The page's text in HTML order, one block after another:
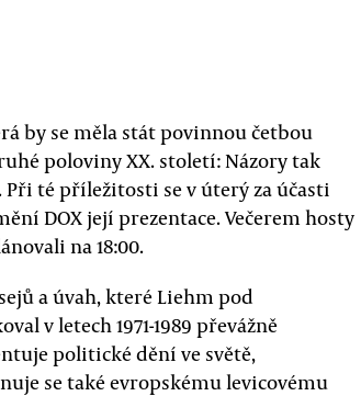
by se měla stát povinnou četbou
poloviny XX. století: Názory tak
té příležitosti se v úterý za účasti
DOX její prezentace. Večerem hosty
na 18:00.
a úvah, které Liehm pod
v letech 1971-1989 převážně
politické dění ve světě,
se také evropskému levicovému